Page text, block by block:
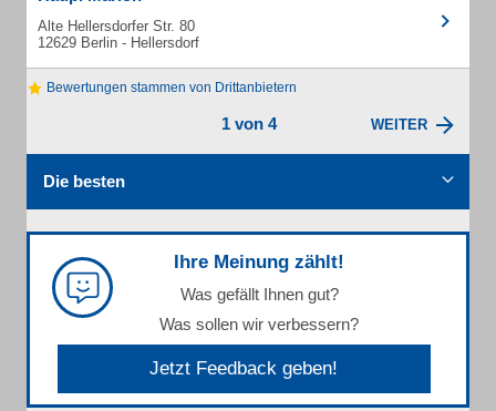
Alte Hellersdorfer Str. 80
12629 Berlin - Hellersdorf
Bewertungen stammen von Drittanbietern
1 von 4 WEITER
Die besten
Ihre Meinung zählt!
Was gefällt Ihnen gut?
Was sollen wir verbessern?
Jetzt Feedback geben!